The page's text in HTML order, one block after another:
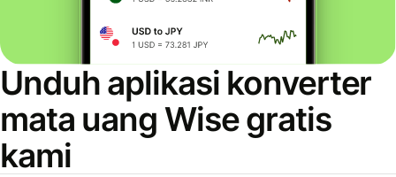
Unduh aplikasi konverter
mata uang Wise gratis
kami